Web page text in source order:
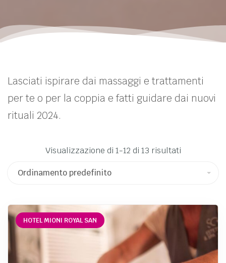
Lasciati ispirare dai massaggi e trattamenti
per te o per la coppia e fatti guidare dai nuovi
rituali 2024.
Visualizzazione di 1-12 di 13 risultati
HOTEL MIONI ROYAL SAN